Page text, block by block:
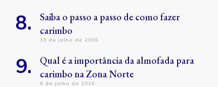
Saiba o passo a passo de como fazer
carimbo
10 de julho de 2026
Qual é a importância da almofada para
carimbo na Zona Norte
6 de julho de 2026